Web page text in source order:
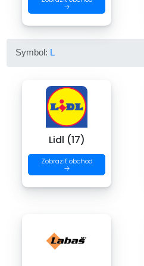
→
Symbol: L
Lidl (17)
Zobraziť obchod
→